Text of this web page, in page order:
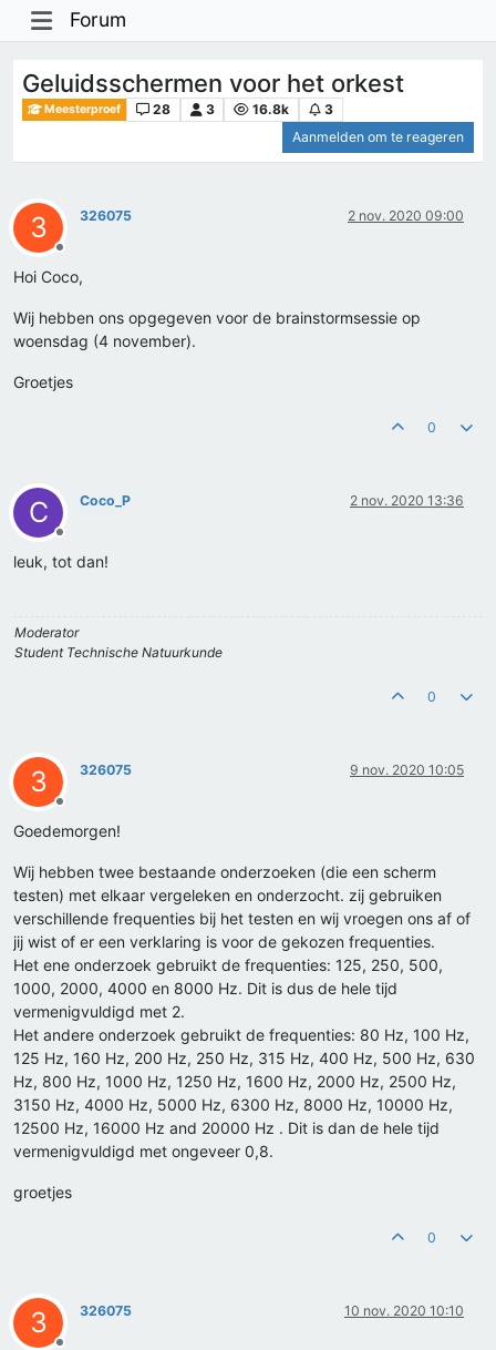
Forum
Geluidsschermen voor het orkest
Meesterproef 28 3 16.8k
3
Aanmelden om te reageren
3
Offline
326075 2 nov. 2020 09:00
Hoi Coco,
Wij hebben ons opgegeven voor de brainstormsessie op
woensdag (4 november).
Groetjes
0
C
Offline
Coco_P 2 nov. 2020 13:36
leuk, tot dan!
Moderator
Student Technische Natuurkunde
0
3
Offline
326075 9 nov. 2020 10:05
Goedemorgen!
Wij hebben twee bestaande onderzoeken (die een scherm
testen) met elkaar vergeleken en onderzocht. zij gebruiken
verschillende frequenties bij het testen en wij vroegen ons af of
jij wist of er een verklaring is voor de gekozen frequenties.
Het ene onderzoek gebruikt de frequenties: 125, 250, 500,
1000, 2000, 4000 en 8000 Hz. Dit is dus de hele tijd
vermenigvuldigd met 2.
Het andere onderzoek gebruikt de frequenties: 80 Hz, 100 Hz,
125 Hz, 160 Hz, 200 Hz, 250 Hz, 315 Hz, 400 Hz, 500 Hz, 630
Hz, 800 Hz, 1000 Hz, 1250 Hz, 1600 Hz, 2000 Hz, 2500 Hz,
3150 Hz, 4000 Hz, 5000 Hz, 6300 Hz, 8000 Hz, 10000 Hz,
12500 Hz, 16000 Hz and 20000 Hz . Dit is dan de hele tijd
vermenigvuldigd met ongeveer 0,8.
groetjes
0
3 326075 10 nov. 2020 10:10